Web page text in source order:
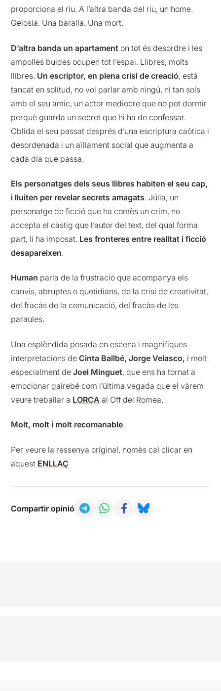
proporciona el riu. A l’altra banda del riu, un home.
Gelosia. Una baralla. Una mort.
D’altra banda un apartament on tot és desordre i les
ampolles buides ocupen tot l’espai. Llibres, molts
llibres. Un escriptor, en plena crisi de creació, està
tancat en solitud, no vol parlar amb ningú, ni tan sols
amb el seu amic, un actor mediocre que no pot dormir
perquè guarda un secret que hi ha de confessar.
Oblida el seu passat després d’una escriptura caòtica i
desordenada i un aïllament social que augmenta a
cada dia que passa.
Els personatges dels seus llibres habiten el seu cap,
i lluiten per revelar secrets amagats. Júlia, un
personatge de ficció que ha comès un crim, no
accepta el càstig que l’autor del text, del qual forma
part, li ha imposat. Les fronteres entre realitat i ficció
desapareixen.
Human parla de la frustració que acompanya els
canvis, abruptes o quotidians, de la crisi de creativitat,
del fracàs de la comunicació, del fracàs de les
paraules.
Una esplèndida posada en escena i magnifiques
interpretacions deCinta Ballbé, Jorge Velasco, i molt
especialment deJoel Minguet, que ens ha tornat a
emocionar gairebé com l’última vegada que el vàrem
veure treballar a LORCA al Off del Romea.
Molt, molt i molt recomanable.
Per veure la ressenya original, només cal clicar en
aquest ENLLAÇ
Compartir opinió